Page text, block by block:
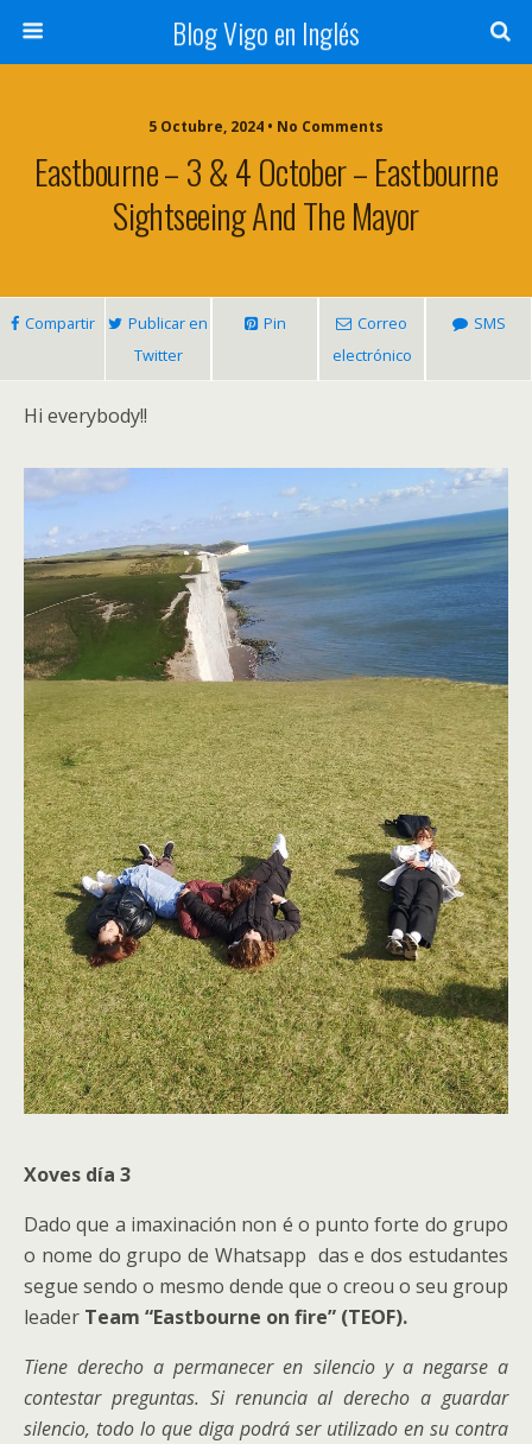
Blog Vigo en Inglés
5 Octubre, 2024 • No Comments
Eastbourne – 3 & 4 October – Eastbourne
Sightseeing And The Mayor
Compartir
Publicar en
Twitter
Pin
Correo
electrónico
SMS
Hi everybody!!
Xoves día 3
Dado que a imaxinación non é o punto forte do grupo
o nome do grupo de Whatsapp das e dos estudantes
segue sendo o mesmo dende que o creou o seu group
leader Team “Eastbourne on fire” (TEOF).
Tiene derecho a permanecer en silencio y a negarse a
contestar preguntas. Si renuncia al derecho a guardar
silencio, todo lo que diga podrá ser utilizado en su contra